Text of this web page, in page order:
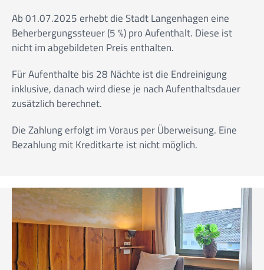
Ab 01.07.2025 erhebt die Stadt Langenhagen eine
Beherbergungssteuer (5 %) pro Aufenthalt. Diese ist
nicht im abgebildeten Preis enthalten.
Für Aufenthalte bis 28 Nächte ist die Endreinigung
inklusive, danach wird diese je nach Aufenthaltsdauer
zusätzlich berechnet.
Die Zahlung erfolgt im Voraus per Überweisung. Eine
Bezahlung mit Kreditkarte ist nicht möglich.